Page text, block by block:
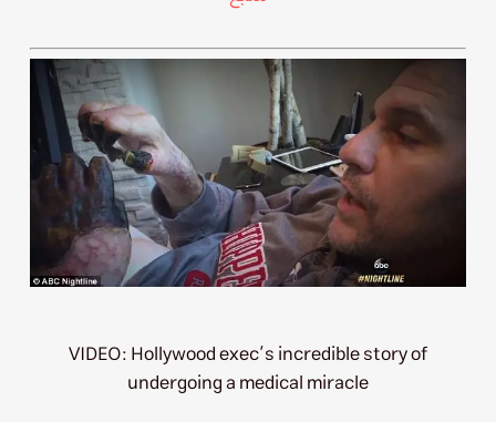
VIDEO: Hollywood exec’s incredible story of
undergoing a medical miracle